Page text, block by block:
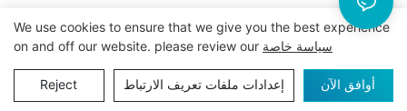
We use cookies to ensure that we give you the best experience
on and off our website. please review our سياسة خاصة
Reject إعدادات ملفات تعريف الارتباط أوافق الآن